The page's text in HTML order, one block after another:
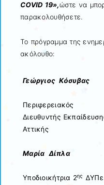
COVID 19»,ώστε να
παρακολουθήσετε.
Το πρόγραμμα της
ακόλουθο:
Γεώργιος Κόσυβας
Περιφερειακός
Διευθυντής
Αττικής
Μαρία Δίπλα
Υποδιοικήτρια 2ης ΔΥΠε